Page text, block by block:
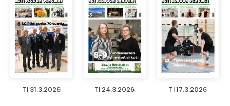
TI 31.3.2026 TI 24.3.2026 TI 17.3.2026